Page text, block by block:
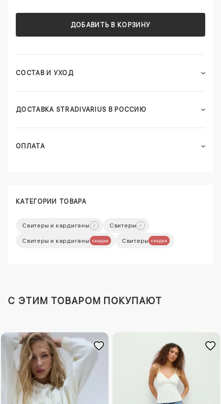
ДОБАВИТЬ В КОРЗИНУ
СОСТАВ И УХОД
ДОСТАВКА STRADIVARIUS В РОССИЮ
ОПЛАТА
КАТЕГОРИИ ТОВАРА
Свитеры и кардиганы Свитеры
Свитеры и кардиганы скидки Свитеры скидки
C ЭТИМ ТОВАРОМ ПОКУПАЮТ